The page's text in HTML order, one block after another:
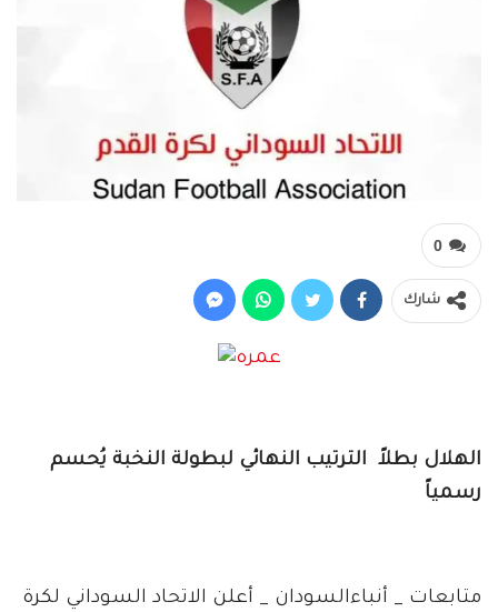
0
شارك
الهلال بطلاً الترتيب النهائي لبطولة النخبة يُحسم
رسمياً
متابعات _ أنباءالسودان _ أعلن الاتحاد السوداني لكرة